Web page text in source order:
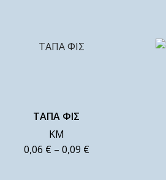
ΤΑΠΑ ΦΙΣ
ΚΜ
0,06 € – 0,09 €